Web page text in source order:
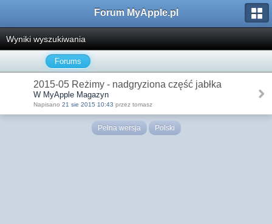
Forum MyApple.pl
Wyniki wyszukiwania
Forums
2015-05 Reżimy - nadgryziona część jabłka
W MyApple Magazyn
Napisano 21 sie 2015 10:43 przez tomasz
Pełna wersja Polski